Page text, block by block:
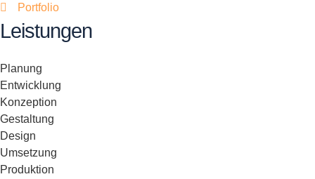
Portfolio
Leistungen
Planung
Entwicklung
Konzeption
Gestaltung
Design
Umsetzung
Produktion